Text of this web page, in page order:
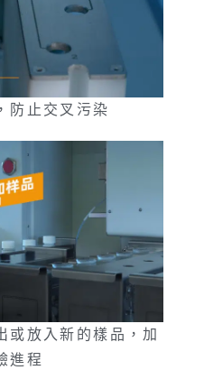
防止交叉污染
或放入新的樣品，加
進程